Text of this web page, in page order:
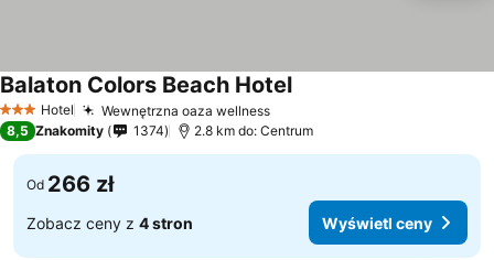
3 Kategoria
Hotel Wewnętrzna oaza wellness
Balaton Colors Beach Hotel
8,5 Znakomity 1374 2.8 km do: Centrum
Od 266 zł
Zobacz ceny z 4 stron Wyświetl ceny